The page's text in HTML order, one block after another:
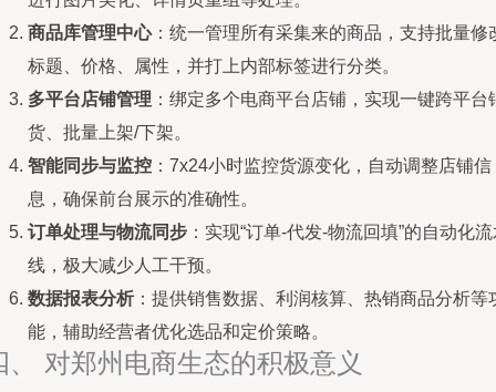
商品库管理中心：统一管理所有采集来的商品，支持批量修
标题、价格、属性，并打上内部标签进行分类。
多平台店铺管理 ：绑定多个电商平台店铺，实现一键跨平台
货、批量上架/下架。
智能同步与监控 ：7x24小时监控货源变化，自动调整店铺信
息，确保前台展示的准确性。
订单处理与物流同步 ：实现“订单-代发-物流回填”的自动化
线，极大减少人工干预。
数据报表分析 ：提供销售数据、利润核算、热销商品分析等
能，辅助经营者优化选品和定价策略。
、 对郑州电商生态的积极意义